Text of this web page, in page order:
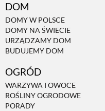
DOM
DOMY W POLSCE
DOMY NA ŚWIECIE
URZĄDZAMY DOM
BUDUJEMY DOM
OGRÓD
WARZYWA I OWOCE
ROŚLINY OGRODOWE
PORADY